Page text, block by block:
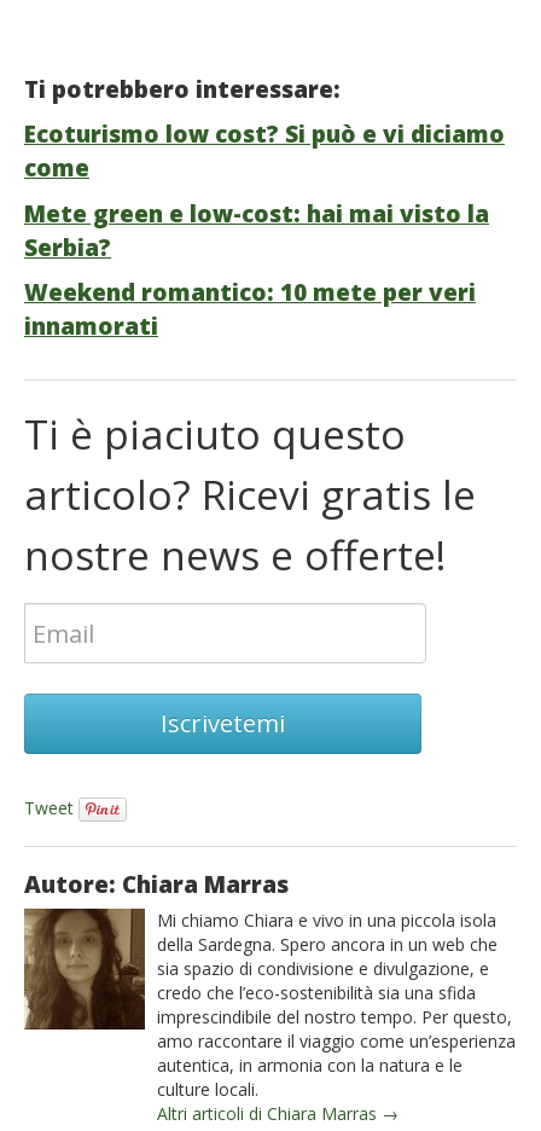
Ti potrebbero interessare:
Ecoturismo low cost? Si può e vi diciamo
come
Mete green e low-cost: hai mai visto la
Serbia?
Weekend romantico: 10 mete per veri
innamorati
Ti è piaciuto questo
articolo? Ricevi gratis le
nostre news e offerte!
Iscrivetemi
Tweet
Autore: Chiara Marras
Mi chiamo Chiara e vivo in una piccola isola
della Sardegna. Spero ancora in un web che
sia spazio di condivisione e divulgazione, e
credo che l’eco-sostenibilità sia una sfida
imprescindibile del nostro tempo. Per questo,
amo raccontare il viaggio come un’esperienza
autentica, in armonia con la natura e le
culture locali.
Altri articoli di Chiara Marras →